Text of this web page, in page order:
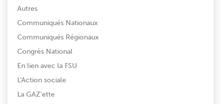
Autres
Communiqués Nationaux
Communiqués Régionaux
Congrès National
En lien avec la FSU
L'Action sociale
La GAZ'ette